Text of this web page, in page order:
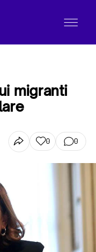
migranti
0 0